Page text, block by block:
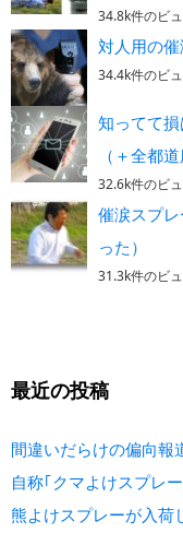
34.8k件のビ
対人用の
34.4k件のビ
知ってて
（＋全都
32.6k件のビ
催涙スプ
った）
31.3k件のビ
最近の投稿
間違いだらけの偏向報
自称｢クマよけスプレ
熊よけスプレーが入荷